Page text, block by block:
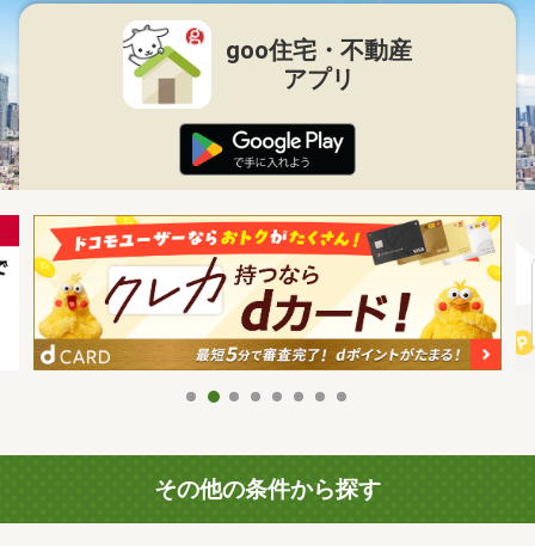
goo住宅・不動産
アプリ
その他の条件から探す